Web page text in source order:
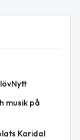
musik på
Karidal